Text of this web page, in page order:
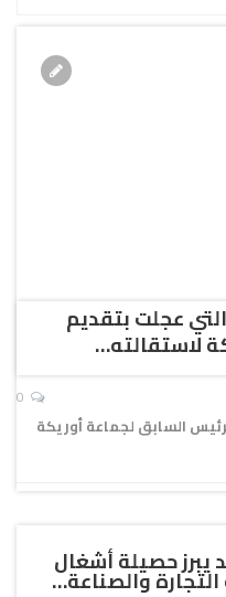
عجلت بتقديم
لاستقالته…
السابق لجماعة أوريكة
يبرز حصيلة أشغال